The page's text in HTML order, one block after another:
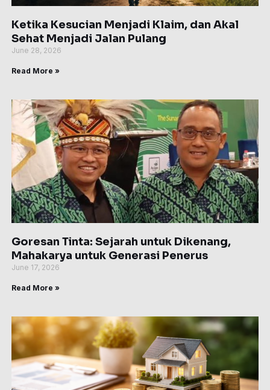
Ketika Kesucian Menjadi Klaim, dan Akal
Sehat Menjadi Jalan Pulang
June 28, 2026
Read More »
Goresan Tinta: Sejarah untuk Dikenang,
Mahakarya untuk Generasi Penerus
June 17, 2026
Read More »